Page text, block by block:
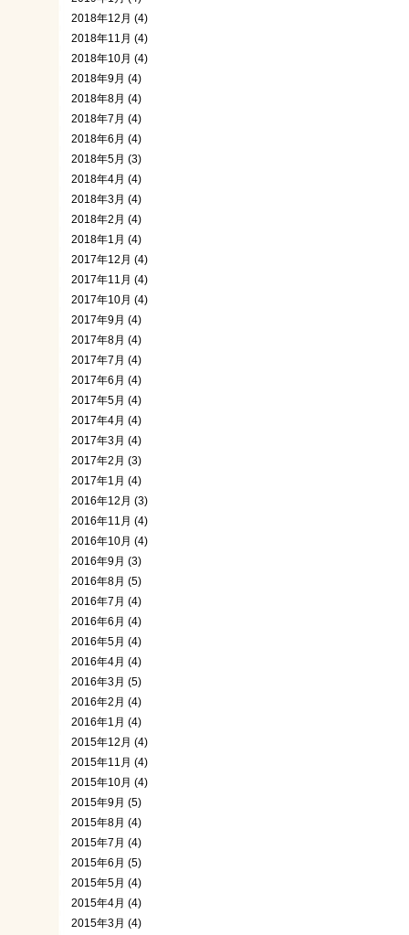
2018年12月 (4)
2018年11月 (4)
2018年10月 (4)
2018年9月 (4)
2018年8月 (4)
2018年7月 (4)
2018年6月 (4)
2018年5月 (3)
2018年4月 (4)
2018年3月 (4)
2018年2月 (4)
2018年1月 (4)
2017年12月 (4)
2017年11月 (4)
2017年10月 (4)
2017年9月 (4)
2017年8月 (4)
2017年7月 (4)
2017年6月 (4)
2017年5月 (4)
2017年4月 (4)
2017年3月 (4)
2017年2月 (3)
2017年1月 (4)
2016年12月 (3)
2016年11月 (4)
2016年10月 (4)
2016年9月 (3)
2016年8月 (5)
2016年7月 (4)
2016年6月 (4)
2016年5月 (4)
2016年4月 (4)
2016年3月 (5)
2016年2月 (4)
2016年1月 (4)
2015年12月 (4)
2015年11月 (4)
2015年10月 (4)
2015年9月 (5)
2015年8月 (4)
2015年7月 (4)
2015年6月 (5)
2015年5月 (4)
2015年4月 (4)
2015年3月 (4)